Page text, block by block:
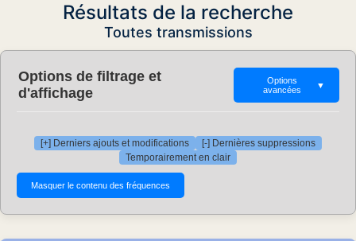
Résultats de la recherche
Toutes transmissions
Options de filtrage et
d'affichage
Options
avancées
▼
[+] Derniers ajouts et modifications
[-] Dernières suppressions
Temporairement en clair